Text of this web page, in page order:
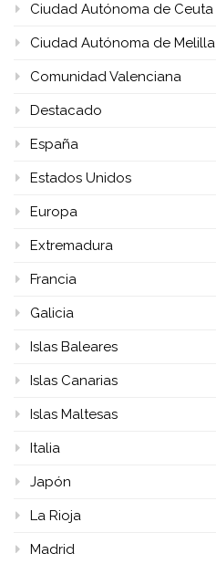
Ciudad Autónoma de Ceuta
Ciudad Autónoma de Melilla
Comunidad Valenciana
Destacado
España
Estados Unidos
Europa
Extremadura
Francia
Galicia
Islas Baleares
Islas Canarias
Islas Maltesas
Italia
Japón
La Rioja
Madrid